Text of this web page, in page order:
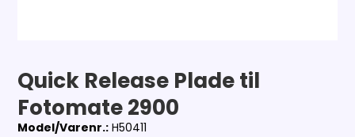
Quick Release Plade til
Fotomate 2900
Model/Varenr.: H50411